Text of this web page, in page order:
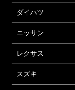
ダイハツ
ニッサン
レクサス
スズキ